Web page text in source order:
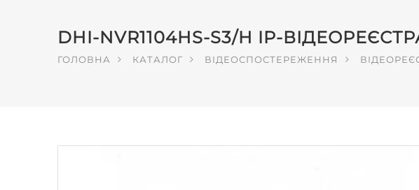
DHI-NVR1104HS-S3/H IP-
ГОЛОВНА КАТАЛОГ ВІДЕОСПОСТЕРЕЖЕННЯ